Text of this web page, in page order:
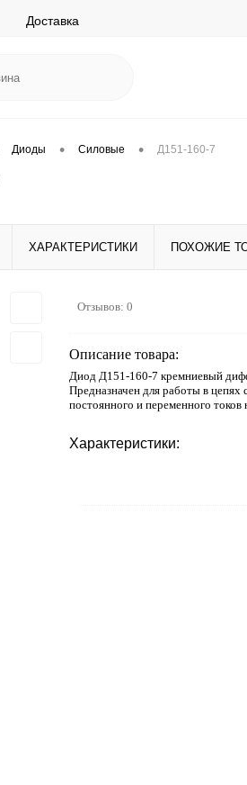
Доставка
Диоды • Силовые • Д151-160-7
ХАРАКТЕРИСТИКИ ПОХОЖИЕ
Отзывов: 0
Описание товара:
Диод Д151-160-7 кремниевый
Предназначен для работы в цепях
постоянного и переменного токов
Характеристики: